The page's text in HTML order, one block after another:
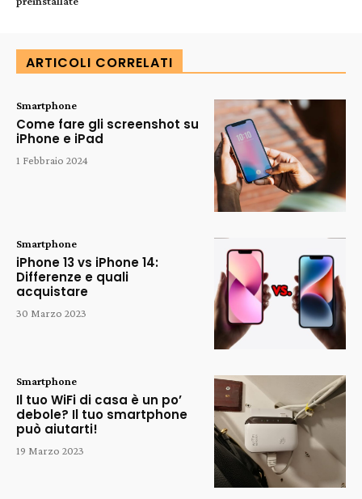
ARTICOLI CORRELATI
Smartphone
Come fare gli screenshot su
iPhone e iPad
1 Febbraio 2024
Smartphone
iPhone 13 vs iPhone 14:
Differenze e quali
acquistare
30 Marzo 2023
Smartphone
Il tuo WiFi di casa è un po’
debole? Il tuo smartphone
può aiutarti!
19 Marzo 2023